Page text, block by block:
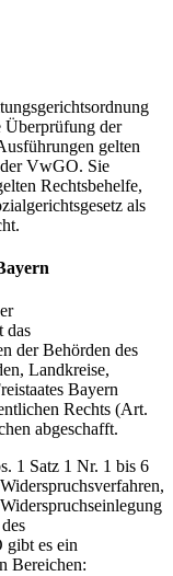
der
gelten
VwGO. Sie
Rechtsbehelfe,
als
das
der Behörden des
Landkreise,
Bayern
Rechts (Art.
abgeschafft.
1 Satz 1 Nr. 1 bis 6
gibt es ein
Bereichen: